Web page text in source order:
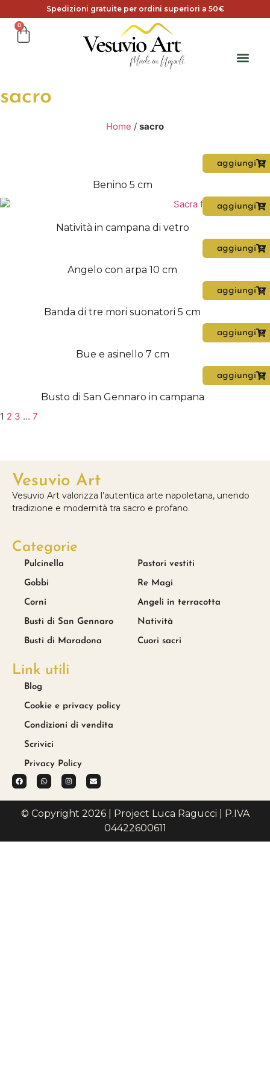
Spedizioni gratuite per ordini superiori a 50€
0
sacro
Home / sacro
aggiungi
Benino 5 cm
aggiungi
Natività in campana di vetro
aggiungi
Angelo con arpa 10 cm
aggiungi
Banda di tre mori suonatori 5 cm
aggiungi
Bue e asinello 7 cm
aggiungi
Busto di San Gennaro in campana
1 2 3 … 7
Vesuvio Art
Vesuvio Art valorizza l’autentica arte napoletana, unendo
tradizione e modernità tra sacro e profano.
Categorie
Pulcinella
Gobbi
Corni
Busti di San Gennaro
Busti di Maradona
Pastori vestiti
Re Magi
Angeli in terracotta
Natività
Cuori sacri
Link utili
Blog
Cookie e privacy policy
Condizioni di vendita
Scrivici
Privacy Policy
© Copyright 2026 | Project Luca Ragucci | P.IVA
04422600611